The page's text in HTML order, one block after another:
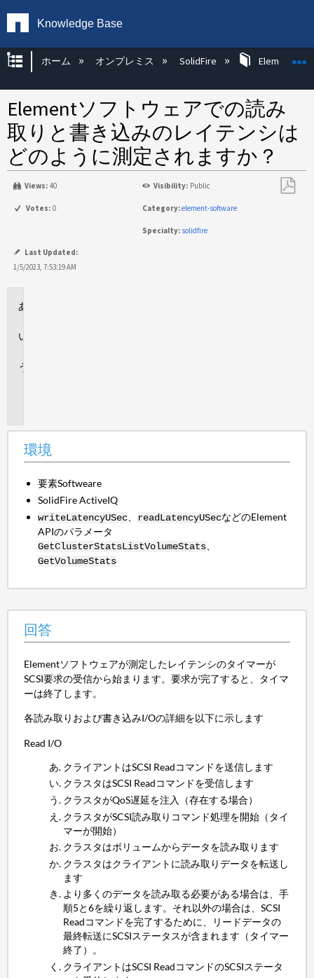
Knowledge Base
グローバル階層を展開/折りたたむ
ホーム オンプレミス SolidFire Element OS
Elementソフトウェアでの読み
取りと書き込みのレイテンシは
どのように測定されますか？
Views: 40 Visibility: Public
Votes: 0 Category:element-software
Specialty: solidfire
Last Updated:
1/5/2023, 7:53:19 AM
環境
要素Softweare
SolidFire ActiveIQ
writeLatencyUSec readLatencyUSecなどのElement
APIのパラメータ
GetClusterStatsListVolumeStats
GetVolumeStats
回答
Elementソフトウェアが測定したレイテンシのタイマーが
SCSI要求の受信から始まります。要求が完了すると、タイマ
ーは終了します。
各読み取りおよび書き込みI/Oの詳細を以下に示します
Read I/O
クライアントはSCSI Readコマンドを送信します
クラスタはSCSI Readコマンドを受信します
クラスタがQoS遅延を注入（存在する場合）
クラスタがSCSI読み取りコマンド処理を開始（タイ
マーが開始）
クラスタはボリュームからデータを読み取ります
クラスタはクライアントに読み取りデータを転送し
ます
より多くのデータを読み取る必要がある場合は、手
順5と6を繰り返します。それ以外の場合は、SCSI
Readコマンドを完了するために、リードデータの
最終転送にSCSIステータスが含まれます（タイマー
終了）。
クライアントはSCSI ReadコマンドのSCSIステータ